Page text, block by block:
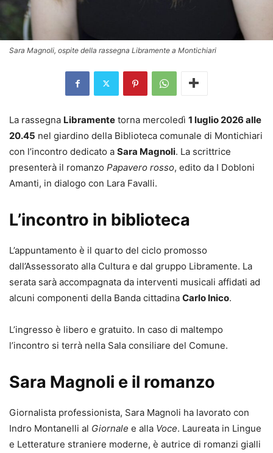
Sara Magnoli, ospite della rassegna Libramente a Montichiari
La rassegna Libramente torna mercoledì 1 luglio 2026 alle
20.45 nel giardino della Biblioteca comunale di Montichiari
con l’incontro dedicato a Sara Magnoli. La scrittrice
presenterà il romanzo Papavero rosso, edito da I Dobloni
Amanti, in dialogo con Lara Favalli.
L’incontro in biblioteca
L’appuntamento è il quarto del ciclo promosso
dall’Assessorato alla Cultura e dal gruppo Libramente. La
serata sarà accompagnata da interventi musicali affidati ad
alcuni componenti della Banda cittadina Carlo Inico.
L’ingresso è libero e gratuito. In caso di maltempo
l’incontro si terrà nella Sala consiliare del Comune.
Sara Magnoli e il romanzo
Giornalista professionista, Sara Magnoli ha lavorato con
Indro Montanelli al Giornale e alla Voce. Laureata in Lingue
e Letterature straniere moderne, è autrice di romanzi gialli